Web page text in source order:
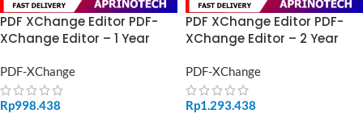
PDF XChange Editor PDF-
XChange Editor – 1 Year
PDF-XChange
Rp998.438
PDF XChange Editor PDF-
XChange Editor – 2 Year
PDF-XChange
Rp1.293.438